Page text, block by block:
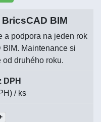
BIM
a podpora na jeden rok
Maintenance si
druhého roku.
DPH
/ ks